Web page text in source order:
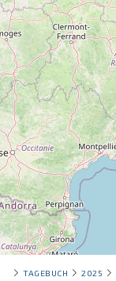
TAGEBUCH 2025